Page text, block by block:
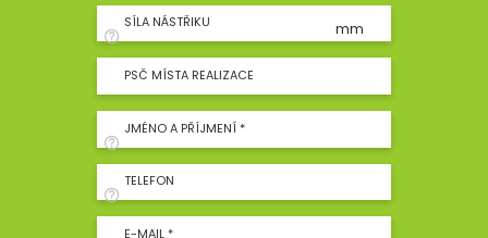
SÍLA NÁSTŘIKU mm
PSČ MÍSTA REALIZACE
JMÉNO A PŘÍJMENÍ *
TELEFON
E-MAIL *